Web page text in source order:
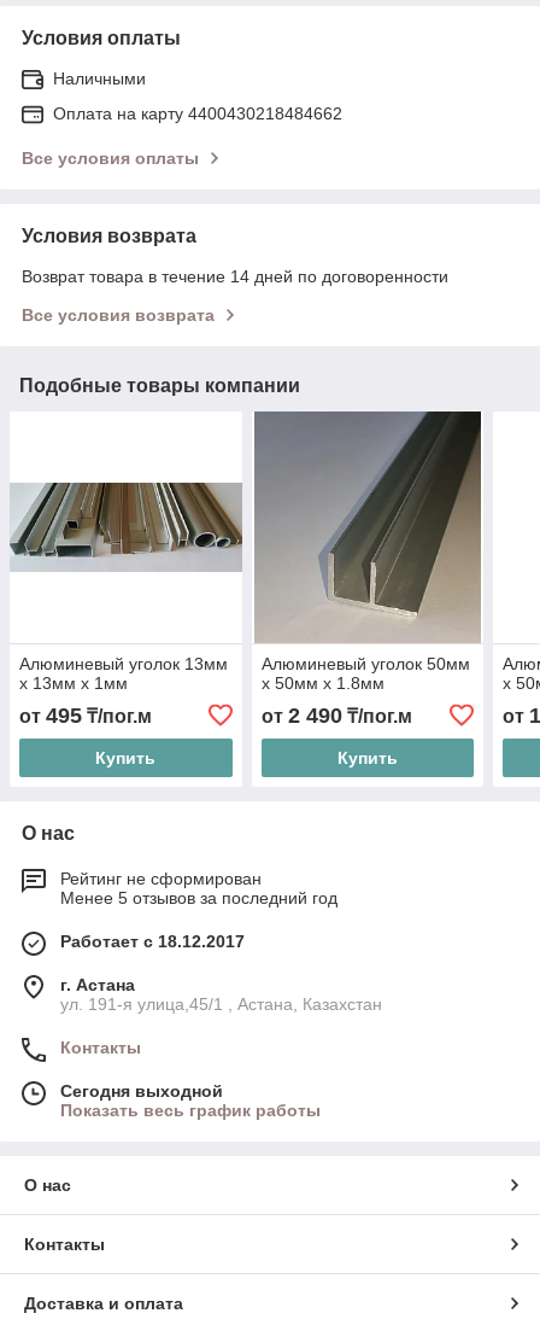
Условия оплаты
Наличными
Оплата на карту 4400430218484662
Все условия оплаты
Условия возврата
Возврат товара в течение 14 дней по договоренности
Все условия возврата
Подобные товары компании
Алюминевый уголок 13мм
х 13мм х 1мм
от 495 ₸/пог.м
Купить
Алюминевый уголок 50мм
х 50мм х 1.8мм
от 2 490₸/пог.м
Купить
х
от
О нас
Рейтинг не сформирован
Менее 5 отзывов за последний год
Работает с 18.12.2017
г. Астана
ул. 191-я улица,45/1 , Астана, Казахстан
Контакты
Сегодня выходной
Показать весь график работы
О нас
Контакты
Доставка и оплата